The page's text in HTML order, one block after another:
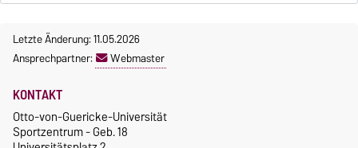
Letzte Änderung: 11.05.2026
Ansprechpartner:
Webmaster
KONTAKT
Otto-von-Guericke-Universität
Sportzentrum - Geb. 18